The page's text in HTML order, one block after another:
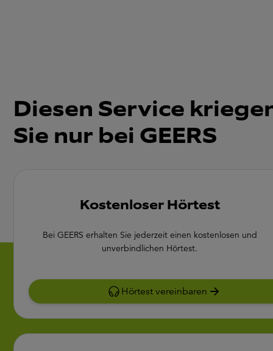
Diesen Service
Sie nur bei GEERS
Kostenloser Hörtest
Bei GEERS erhalten Sie jederzeit einen kostenlosen und
unverbindlichen Hörtest.
Hörtest vereinbaren